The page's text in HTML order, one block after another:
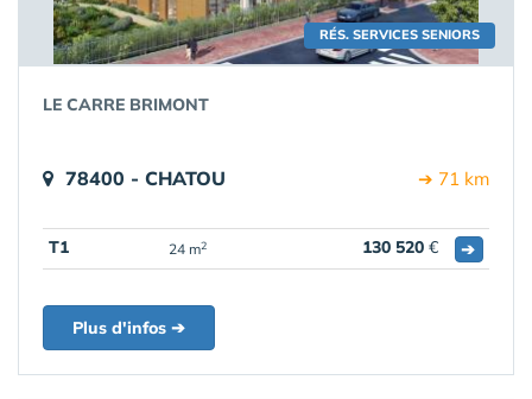
RÉS. SERVICES SENIORS
LE CARRE BRIMONT
78400 - CHATOU ➔ 71 km
T1 24 m2 130 520 € ➔
Plus d'infos ➔